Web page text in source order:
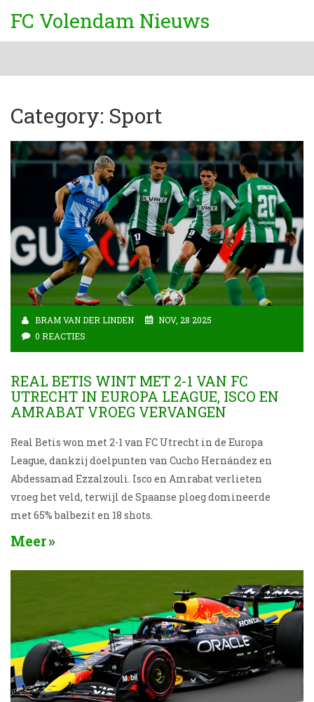
FC Volendam Nieuws
Category: Sport
BRAM VAN DER LINDEN
NOV, 28 2025
0 REACTIES
REAL BETIS WINT MET 2-1 VAN FC
UTRECHT IN EUROPA LEAGUE, ISCO EN
AMRABAT VROEG VERVANGEN
Real Betis won met 2-1 van FC Utrecht in de Europa
League, dankzij doelpunten van Cucho Hernández en
Abdessamad Ezzalzouli. Isco en Amrabat verlieten
vroeg het veld, terwijl de Spaanse ploeg domineerde
met 65% balbezit en 18 shots.
Meer